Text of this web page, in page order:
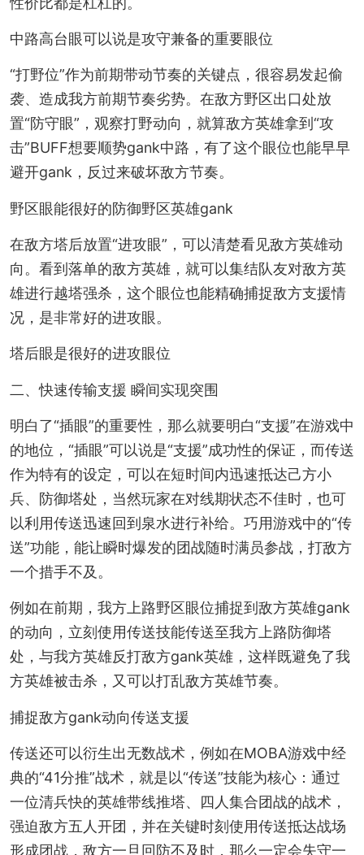
中路高台眼可以说是攻守兼备的重要眼位
“打野位”作为前期带动节奏的关键点，很容易发起偷
袭、造成我方前期节奏劣势。在敌方野区出口处放
置“防守眼”，观察打野动向，就算敌方英雄拿到“攻
击”BUFF想要顺势gank中路，有了这个眼位也能早早
避开gank，反过来破坏敌方节奏。
野区眼能很好的防御野区英雄gank
在敌方塔后放置“进攻眼”，可以清楚看见敌方英雄动
向。看到落单的敌方英雄，就可以集结队友对敌方英
雄进行越塔强杀，这个眼位也能精确捕捉敌方支援情
况，是非常好的进攻眼。
塔后眼是很好的进攻眼位
二、快速传输支援 瞬间实现突围
明白了“插眼”的重要性，那么就要明白“支援”在游戏中
的地位，“插眼”可以说是“支援”成功性的保证，而传送
作为特有的设定，可以在短时间内迅速抵达己方小
兵、防御塔处，当然玩家在对线期状态不佳时，也可
以利用传送迅速回到泉水进行补给。巧用游戏中的“传
送”功能，能让瞬时爆发的团战随时满员参战，打敌方
一个措手不及。
例如在前期，我方上路野区眼位捕捉到敌方英雄gank
的动向，立刻使用传送技能传送至我方上路防御塔
处，与我方英雄反打敌方gank英雄，这样既避免了我
方英雄被击杀，又可以打乱敌方英雄节奏。
捕捉敌方gank动向传送支援
传送还可以衍生出无数战术，例如在MOBA游戏中经
典的“41分推”战术，就是以“传送”技能为核心：通过
一位清兵快的英雄带线推塔、四人集合团战的战术，
强迫敌方五人开团，并在关键时刻使用传送抵达战场
形成团战，敌方一旦回防不及时，那么一定会失守一